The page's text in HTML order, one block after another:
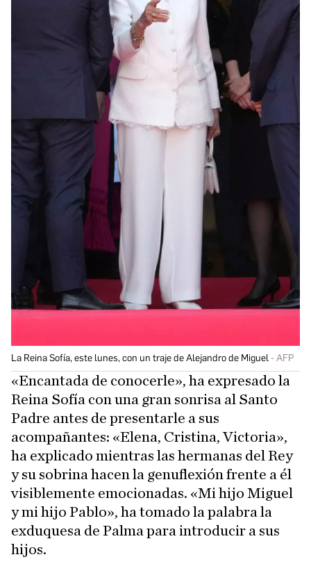
La Reina Sofía, este lunes, con un traje de Alejandro de Miguel AFP
«Encantada de conocerle», ha expresado la
Reina Sofía con una gran sonrisa al Santo
Padre antes de presentarle a sus
acompañantes: «Elena, Cristina, Victoria»,
ha explicado mientras las hermanas del Rey
y su sobrina hacen la genuflexión frente a él
visiblemente emocionadas. «Mi hijo Miguel
y mi hijo Pablo», ha tomado la palabra la
exduquesa de Palma para introducir a sus
hijos.